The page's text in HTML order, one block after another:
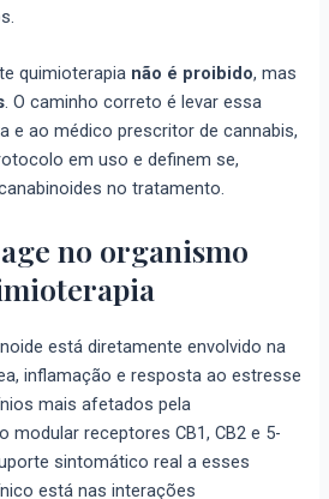
quimioterapia não é proibido, mas
. O caminho correto é levar essa
e ao médico prescritor de cannabis,
em uso e definem se,
no tratamento.
no organismo
está diretamente envolvido na
inflamação e resposta ao estresse
mais afetados pela
modular receptores CB1, CB2 e 5-
sintomático real a esses
está nas interações